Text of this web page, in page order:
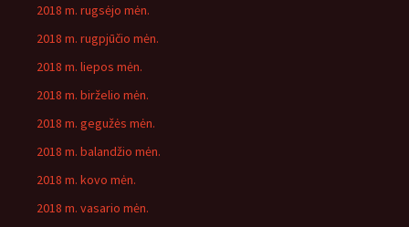
2018 m. rugsėjo mėn.
2018 m. rugpjūčio mėn.
2018 m. liepos mėn.
2018 m. birželio mėn.
2018 m. gegužės mėn.
2018 m. balandžio mėn.
2018 m. kovo mėn.
2018 m. vasario mėn.